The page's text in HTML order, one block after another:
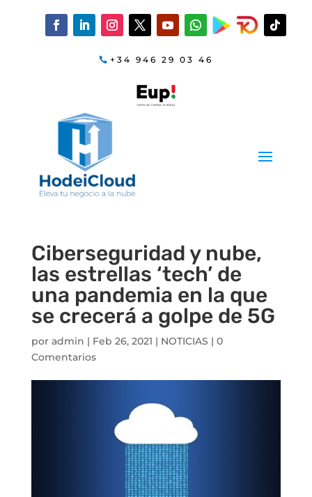
+34 946 29 03 46
Ciberseguridad y nube,
las estrellas ‘tech’ de
una pandemia en la que
se crecerá a golpe de 5G
por admin | Feb 26, 2021 | NOTICIAS | 0
Comentarios